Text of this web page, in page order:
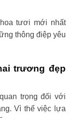
tươi mới nhất
thông điệp yêu
trương đẹp
trọng đối với
Vì thế việc lựa